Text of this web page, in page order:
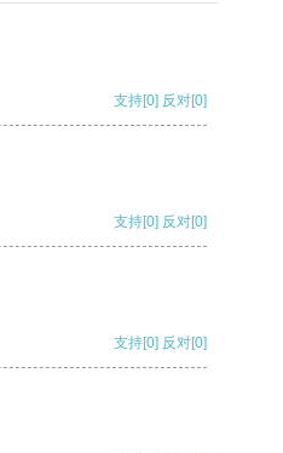
支持[0] 反对[0]
支持[0] 反对[0]
支持[0] 反对[0]